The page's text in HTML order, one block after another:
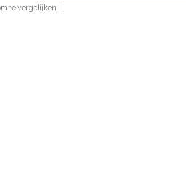
te vergelijken